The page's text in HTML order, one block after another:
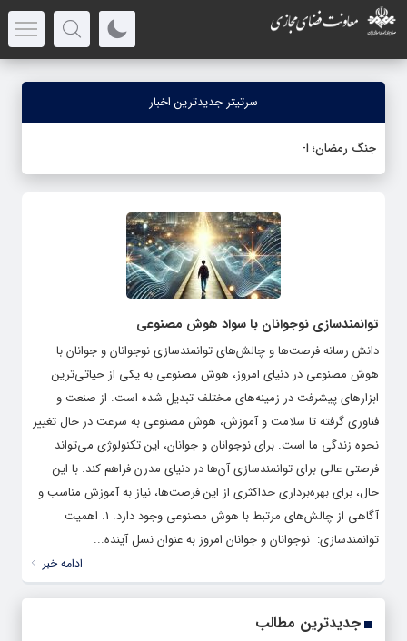
سرتیتر جدیدترین اخبار
جنگ رمضان؛ اخبا
توانمندسازی نوجوانان با سواد هوش مصنوعی
دانش رسانه فرصت‌ها و چالش‌های توانمندسازی نوجوانان و جوانان با
هوش مصنوعی در دنیای امروز، هوش مصنوعی به یکی از حیاتی‌ترین
ابزارهای پیشرفت در زمینه‌های مختلف تبدیل شده است. از صنعت و
فناوری گرفته تا سلامت و آموزش، هوش مصنوعی به سرعت در حال تغییر
نحوه زندگی ما است. برای نوجوانان و جوانان، این تکنولوژی می‌تواند
فرصتی عالی برای توانمندسازی آن‌ها در دنیای مدرن فراهم کند. با این
حال، برای بهره‌برداری حداکثری از این فرصت‌ها، نیاز به آموزش مناسب و
آگاهی از چالش‌های مرتبط با هوش مصنوعی وجود دارد. 1. اهمیت
توانمندسازی: نوجوانان و جوانان امروز به عنوان نسل آینده...
ادامه خبر
جدیدترین مطالب